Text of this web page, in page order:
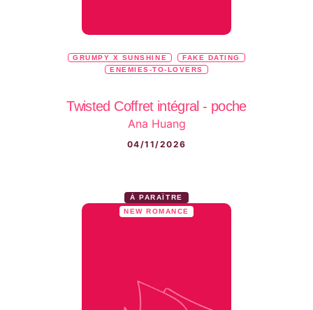
GRUMPY X SUNSHINE
FAKE DATING
ENEMIES-TO-LOVERS
Twisted Coffret intégral - poche
Ana Huang
04/11/2026
À PARAÎTRE
NEW ROMANCE